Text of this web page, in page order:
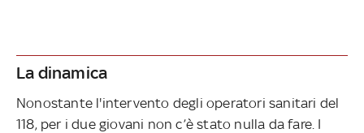
La dinamica
Nonostante l'intervento degli operatori sanitari del
118, per i due giovani non c’è stato nulla da fare. I